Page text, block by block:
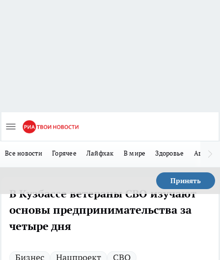
Все новости Горячее Лайфхак В мире Здоровье Авто
Принять
В Кузбассе ветераны СВО изучают
основы предпринимательства за
четыре дня
Бизнес Нацпроект
СВО